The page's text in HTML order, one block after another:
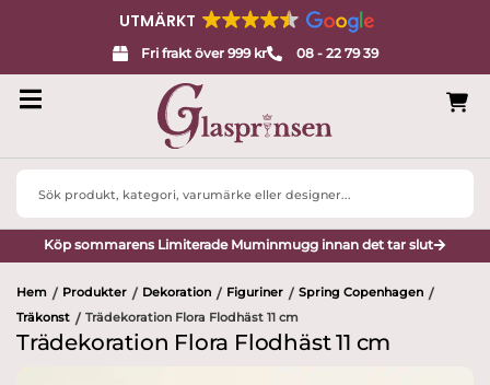
UTMÄRKT
Fri frakt över 999 kr 08 - 22 79 39
Search
Köp sommarens Limiterade Muminmugg innan det tar slut
Hem / Produkter / Dekoration / Figuriner / Spring Copenhagen /
Träkonst / Trädekoration Flora Flodhäst 11 cm
Trädekoration Flora Flodhäst 11 cm